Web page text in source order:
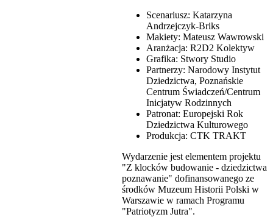
Scenariusz: Katarzyna
Andrzejczyk-Briks
Makiety: Mateusz Wawrowski
Aranżacja: R2D2 Kolektyw
Grafika: Stwory Studio
Partnerzy: Narodowy Instytut
Dziedzictwa, Poznańskie
Centrum Świadczeń/Centrum
Inicjatyw Rodzinnych
Patronat: Europejski Rok
Dziedzictwa Kulturowego
Produkcja: CTK TRAKT
Wydarzenie jest elementem projektu
"Z klocków budowanie - dziedzictwa
poznawanie" dofinansowanego ze
środków Muzeum Historii Polski w
Warszawie w ramach Programu
"Patriotyzm Jutra".